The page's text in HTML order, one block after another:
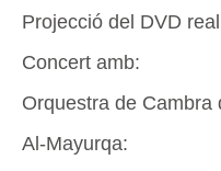
Projecció del DVD
Concert amb:
Orquestra de Cambra
Al-Mayurqa: